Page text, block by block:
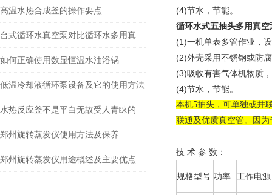
高温水热合成釜的操作要点
如何正确使用数显恒温水油浴锅
低温冷却液循环泵设备及它的使用方法
水热反应釜不是平白无故受人青睐的
郑州旋转蒸发仪使用方法及保养
(4)节水，节能。
循环水式五抽头多用真空
(1)一机单表多管作业，
(2)外壳采用不锈钢或防
(3)吸收有害气体机物质
(4)节水，节能。
本机5抽头，可单独或并
联通及优质真空管。因
技 术 参 数：
规格型号 功率 工作电源